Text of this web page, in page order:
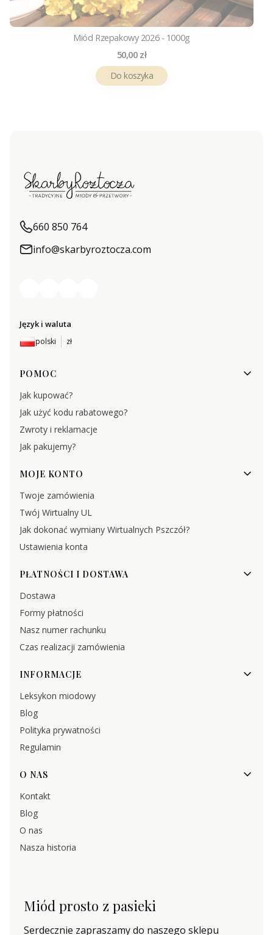
Miód Rzepakowy 2026 - 1000g
Cena
50,00 zł
Do koszyka
660 850 764
info@skarbyroztocza.com
Język i waluta
polski zł
Linki w stopce
POMOC
Jak kupować?
Jak użyć kodu rabatowego?
Zwroty i reklamacje
Jak pakujemy?
MOJE KONTO
Twoje zamówienia
Twój Wirtualny UL
Jak dokonać wymiany Wirtualnych Pszczół?
Ustawienia konta
PŁATNOŚCI I DOSTAWA
Dostawa
Formy płatności
Nasz numer rachunku
Czas realizacji zamówienia
INFORMACJE
Leksykon miodowy
Blog
Polityka prywatności
Regulamin
O NAS
Kontakt
Blog
O nas
Nasza historia
Miód prosto z pasieki
Serdecznie zapraszamy do naszego sklepu